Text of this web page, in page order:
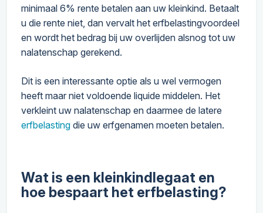
minimaal 6% rente betalen aan uw kleinkind. Betaalt
u die rente niet, dan vervalt het erfbelastingvoordeel
en wordt het bedrag bij uw overlijden alsnog tot uw
nalatenschap gerekend.
Dit is een interessante optie als u wel vermogen
heeft maar niet voldoende liquide middelen. Het
verkleint uw nalatenschap en daarmee de latere
erfbelasting die uw erfgenamen moeten betalen.
Wat is een kleinkindlegaat en
hoe bespaart het erfbelasting?